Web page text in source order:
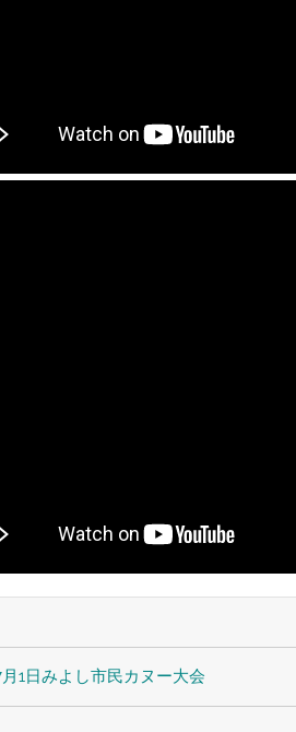
1日みよし市民カヌー大会